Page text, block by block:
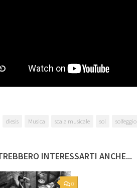
diesis Musica scala musicale sol solfeggio
INTERESSARTI ANCHE...
0